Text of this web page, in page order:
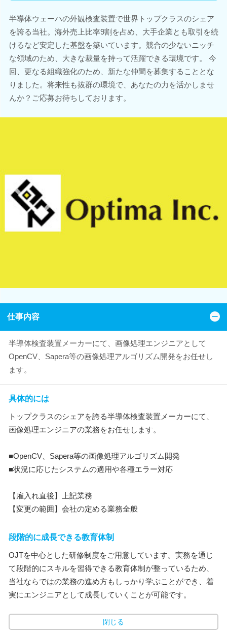
半導体ウェーハの外観検査装置で世界トップクラスのシェア
を誇る当社。海外売上比率9割を占め、大手企業とも取引を続
けるなど安定した基盤を築いています。競合の少ないニッチ
な領域のため、大きな裁量を持って活躍できる環境です。 今
回、更なる組織強化のため、新たな仲間を募集することとな
りました。将来性も抜群の環境で、あなたの力を活かしませ
んか？ご応募お待ちしております。
仕事内容
半導体検査装置メーカーにて、画像処理エンジニアとして
OpenCV、Sapera等の画像処理アルゴリズム開発をお任せし
ます。
具体的には
トップクラスのシェアを誇る半導体検査装置メーカーにて、
画像処理エンジニアの業務をお任せします。
■OpenCV、Sapera等の画像処理アルゴリズム開発
■状況に応じたシステムの適用や各種エラー対応
【雇入れ直後】上記業務
【変更の範囲】会社の定める業務全般
段階的に成長できる教育体制
OJTを中心とした研修制度をご用意しています。実務を通じ
て段階的にスキルを習得できる教育体制が整っているため、
当社ならではの業務の進め方もしっかり学ぶことができ、着
実にエンジニアとして成長していくことが可能です。
閉じる